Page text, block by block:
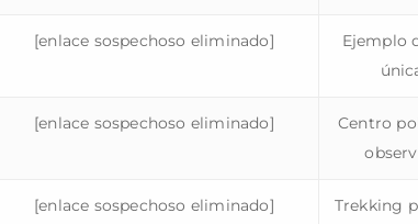
[enlace sospechoso eliminado]
Ejemplo
[enlace sospechoso eliminado]
Centro
[enlace sospechoso eliminado]
Trekking